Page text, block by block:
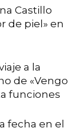
Castillo
de piel» en
a la
de «Vengo
funciones
fecha en el